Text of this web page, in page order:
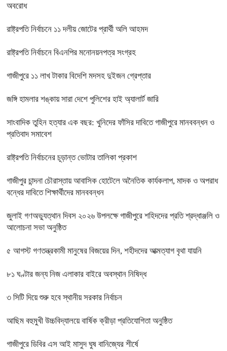
অবরোধ
রাষ্ট্রপতি নির্বাচনে ১১ দলীয় জোটের প্রার্থী অলি আহমদ
রাষ্ট্রপতি নির্বাচনে বিএনপির মনোনয়নপত্র সংগ্রহ
গাজীপুরে ১১ লাখ টাকার বিদেশি মদসহ দুইজন গ্রেপ্তার
জঙ্গি হামলার শঙ্কায় সারা দেশে পুলিশের হাই অ্যালার্ট জারি
সাংবাদিক তুহিন হত্যার এক বছর: খুনিদের ফাঁসির দাবিতে গাজীপুরে মানববন্ধন ও
প্রতিবাদ সমাবেশ
রাষ্ট্রপতি নির্বাচনের চূড়ান্ত ভোটার তালিকা প্রকাশ
গাজীপুর চান্দনা চৌরাস্তায় আবাসিক হোটেলে অনৈতিক কার্যকলাপ, মাদক ও অপরাধ
বন্ধের দাবিতে শিক্ষার্থীদের মানববন্ধন
জুলাই গণঅভ্যুত্থান দিবস ২০২৬ উপলক্ষে গাজীপুরে শহিদদের প্রতি শ্রদ্ধাঞ্জলি ও
আলোচনা সভা অনুষ্ঠিত
৫ আগস্ট গণতন্ত্রকামী মানুষের বিজয়ের দিন, শহীদদের আত্মত্যাগ বৃথা যায়নি
৮১ ঘণ্টার জন্য নিজ এলাকার বাইরে অবস্থান নিষিদ্ধ
৩ সিটি দিয়ে শুরু হবে স্থানীয় সরকার নির্বাচন
আছিম বহুমুখী উচ্চবিদ্যালয়ে বার্ষিক ক্রীড়া প্রতিযোগিতা অনুষ্ঠিত
গাজীপুরে ডিবির এস আই মাসুদ ঘুষ বানিজ্যের শীর্ষে